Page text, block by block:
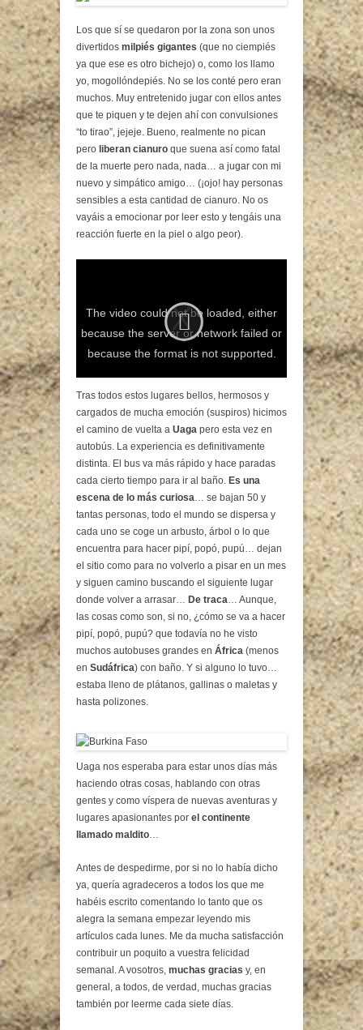
Los que sí se quedaron por la zona son unos
divertidos milpiés gigantes (que no ciempiés
ya que ese es otro bichejo) o, como los llamo
yo, mogollóndepiés. No se los conté pero eran
muchos. Muy entretenido jugar con ellos antes
que te piquen y te dejen ahí con convulsiones
“to tirao”, jejeje. Bueno, realmente no pican
pero liberan cianuro que suena así como fatal
de la muerte pero nada, nada… a jugar con mi
nuevo y simpático amigo… (¡ojo! hay personas
sensibles a esta cantidad de cianuro. No os
vayáis a emocionar por leer esto y tengáis una
reacción fuerte en la piel o algo peor).
The video could not be loaded, either
because the server or network failed or
because the format is not supported.
Tras todos estos lugares bellos, hermosos y
cargados de mucha emoción (suspiros) hicimos
el camino de vuelta a Uaga pero esta vez en
autobús. La experiencia es definitivamente
distinta. El bus va más rápido y hace paradas
cada cierto tiempo para ir al baño. Es una
escena de lo más curiosa … se bajan 50 y
tantas personas, todo el mundo se dispersa y
cada uno se coge un arbusto, árbol o lo que
encuentra para hacer pipí, popó, pupú… dejan
el sitio como para no volverlo a pisar en un mes
y siguen camino buscando el siguiente lugar
donde volver a arrasar… De traca … Aunque,
las cosas como son, si no, ¿cómo se va a hacer
pipí, popó, pupú? que todavía no he visto
muchos autobuses grandes en África (menos
en Sudáfrica) con baño. Y si alguno lo tuvo…
estaba lleno de plátanos, gallinas o maletas y
hasta polizones.
Uaga nos esperaba para estar unos días más
haciendo otras cosas, hablando con otras
gentes y como víspera de nuevas aventuras y
lugares apasionantes por el continente
llamado maldito
Antes de despedirme, por si no lo había dicho
ya, quería agradeceros a todos los que me
habéis escrito comentando lo tanto que os
alegra la semana empezar leyendo mis
artículos cada lunes. Me da mucha satisfacción
contribuir un poquito a vuestra felicidad
semanal. A vosotros, muchas gracias y, en
general, a todos, de verdad, muchas gracias
también por leerme cada siete días.